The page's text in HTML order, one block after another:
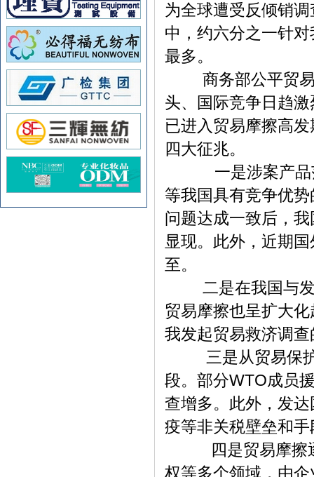
为全球遭受反倾销
中，约六分之一针
最多。
商务部公平贸易
头、国际竞争日趋
已进入贸易摩擦高
四大征兆。
一是涉案产品范
等我国具有竞争优
问题达成一致后，
显现。此外，近期
至。
二是在我国与发
贸易摩擦也呈扩大
我发起贸易救济调
三是从贸易保护
段。部分WTO成员
查增多。此外，发
疫等非关税壁垒和
四是贸易摩擦逐
权等多个领域，由